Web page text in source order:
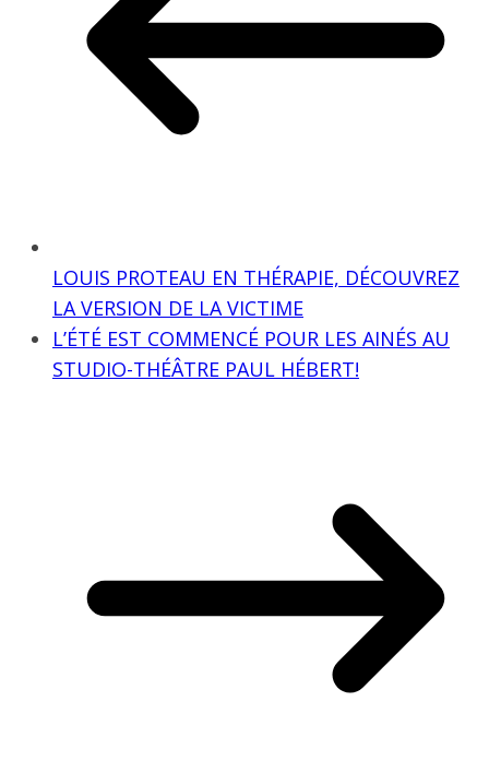
LOUIS PROTEAU EN THÉRAPIE, DÉCOUVREZ
LA VERSION DE LA VICTIME
L’ÉTÉ EST COMMENCÉ POUR LES AINÉS AU
STUDIO-THÉÂTRE PAUL HÉBERT!